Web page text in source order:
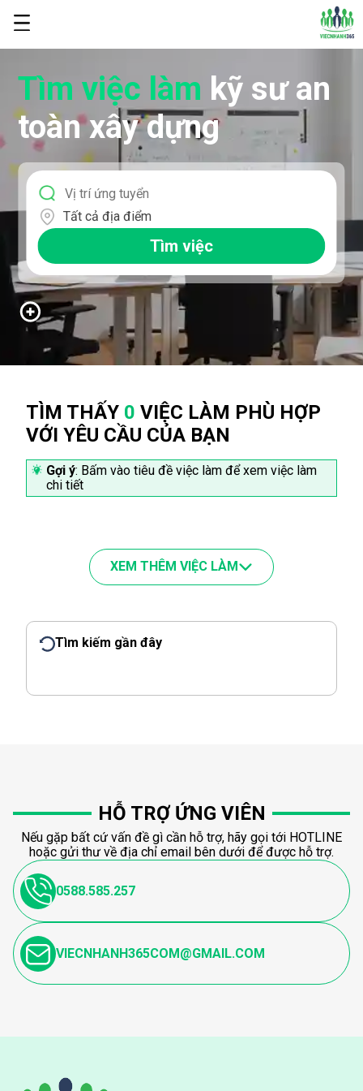
Tìm việc làm kỹ sư an
toàn xây dựng
Tất cả địa điểm
Tìm việc
TÌM THẤY 0 VIỆC LÀM PHÙ HỢP
VỚI YÊU CẦU CỦA BẠN
Gợi ý: Bấm vào tiêu đề việc làm để xem việc làm
chi tiết
XEM THÊM VIỆC LÀM
Tìm kiếm gần đây
HỖ TRỢ ỨNG VIÊN
Nếu gặp bất cứ vấn đề gì cần hỗ trợ, hãy gọi tới HOTLINE
hoặc gửi thư về địa chỉ email bên dưới để được hỗ trợ.
0588.585.257
VIECNHANH365COM@GMAIL.COM